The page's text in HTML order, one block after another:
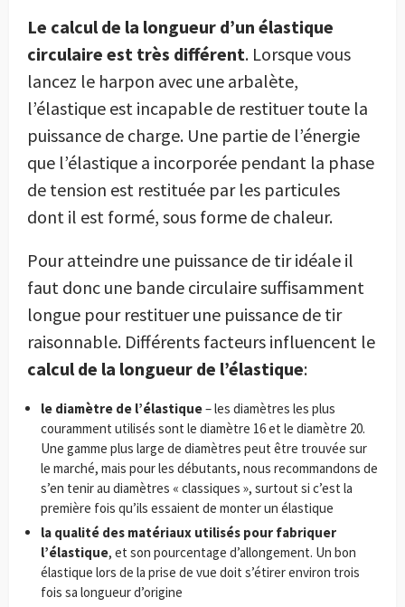
Le calcul de la longueur d’un élastique
circulaire est très différent. Lorsque vous
lancez le harpon avec une arbalète,
l’élastique est incapable de restituer toute la
puissance de charge. Une partie de l’énergie
que l’élastique a incorporée pendant la phase
de tension est restituée par les particules
dont il est formé, sous forme de chaleur.
Pour atteindre une puissance de tir idéale il
faut donc une bande circulaire suffisamment
longue pour restituer une puissance de tir
raisonnable. Différents facteurs influencent le
calcul de la longueur de l’élastique:
le diamètre de l’élastique– les diamètres les plus
couramment utilisés sont le diamètre 16 et le diamètre 20.
Une gamme plus large de diamètres peut être trouvée sur
le marché, mais pour les débutants, nous recommandons de
s’en tenir au diamètres « classiques », surtout si c’est la
première fois qu’ils essaient de monter un élastique
la qualité des matériaux utilisés pour fabriquer
l’élastique, et son pourcentage d’allongement. Un bon
élastique lors de la prise de vue doit s’étirer environ trois
fois sa longueur d’origine